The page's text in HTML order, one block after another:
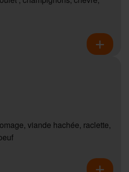
viande hachée, raclette,